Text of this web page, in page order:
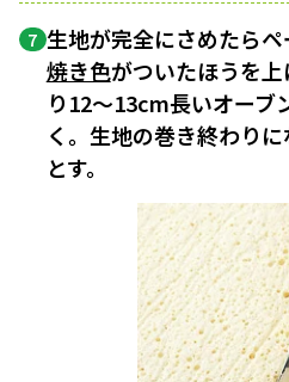
7 生地が完全にさめたらペ
焼き色がついたほうを
り12〜13cm長いオーブ
く。生地の巻き終わり
とす。